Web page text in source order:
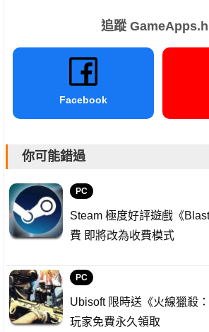
追蹤
Facebook
你可能錯過
PC
Steam 極度好評遊戲《
費 即將改為收費模式
PC
Ubisoft 限時送《火線獵殺
玩家免費永久領取